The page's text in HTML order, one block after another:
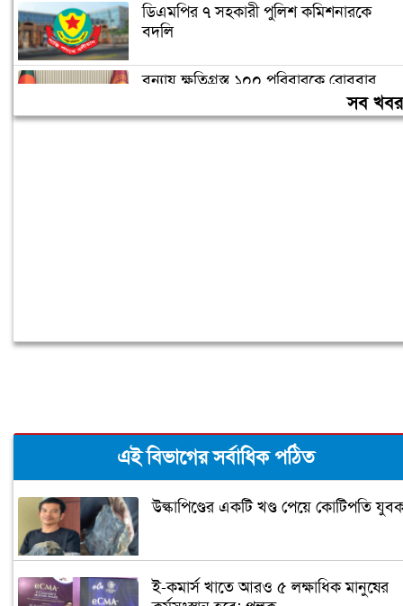
ডিএমপির ৭ সহকারী পুলিশ কমিশনারকে
বদলি
বন্যায় ক্ষতিগ্রস্ত ১০০ পরিবারকে রোববার
সব
এই বিভাগের সর্বাধিক পঠিত
উল্কাপিণ্ডের একটি খণ্ড পেয়ে কোটিপতি
ই-কমার্স খাতে আরও ৫ লক্ষাধিক মানুষের